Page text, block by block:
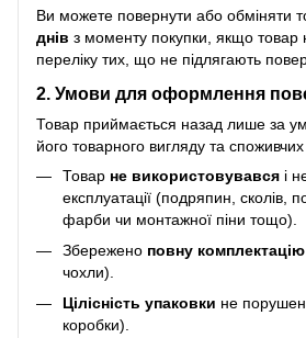
Ви можете повернути або обміняти
днів з моменту покупки, якщо товар
переліку тих, що не підлягають
2. Умови для оформлення
Товар приймається назад лише за
його товарного вигляду та
Товар не використовувався і
експлуатації (подряпин, сколів,
фарби чи монтажної піни тощо).
Збережено повну комплектацію
чохли).
Цілісність упаковки не
коробки).